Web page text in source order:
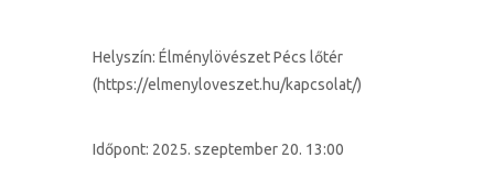
Helyszín: Élménylövészet Pécs lőtér
(https://elmenyloveszet.hu/kapcsolat/)
Időpont: 2025. szeptember 20. 13:00